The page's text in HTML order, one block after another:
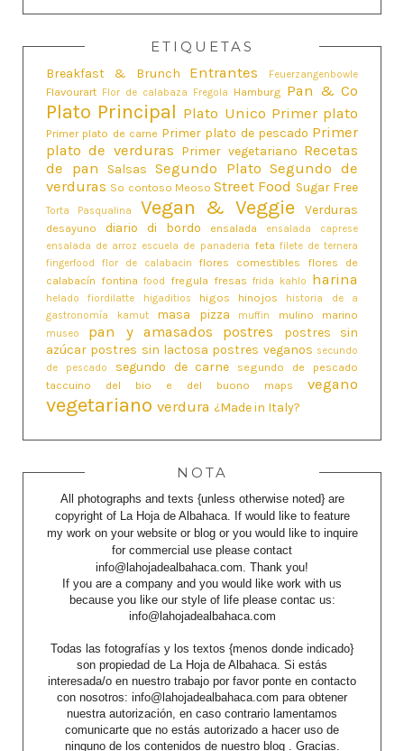
ETIQUETAS
Breakfast & Brunch Entrantes Feuerzangenbowle
Flavourart Flor de calabaza Fregola Hamburg Pan & Co
Plato Principal Plato Unico Primer plato
Primer plato de carne Primer plato de pescado Primer
plato de verduras Primer vegetariano Recetas
de pan
Salsas Segundo Plato Segundo de
verduras So contoso Meoso Street Food Sugar Free
Torta Pasqualina Vegan & Veggie Verduras
desayuno diario di bordo ensalada
ensalada caprese
ensalada de arroz escuela de panaderia feta filete de ternera
fingerfood
flor de calabacin flores comestibles
flores de
calabacín fontina food fregula fresas frida kahlo harina
helado fiordilatte higaditios higos hinojos
historia de a
gastronomía
kamut masa pizza muffin mulino marino
museo pan y amasados postres
postres sin
azúcar postres sin lactosa postres veganos secundo
de pescado
segundo de carne
segundo de pescado
taccuino del bio e del buono maps
vegano
vegetariano verdura ¿Made in Italy?
NOTA
All photographs and texts {unless otherwise noted} are
copyright of La Hoja de Albahaca. If would like to feature
my work on your website or blog or you would like to inquire
for commercial use please contact
info@lahojadealbahaca.com. Thank you!
If you are a company and you would like work with us
because you like our style of life please contac us:
info@lahojadealbahaca.com
Todas las fotografías y los textos {menos donde indicado}
son propiedad de La Hoja de Albahaca. Si estás
interesada/o en nuestro trabajo por favor ponte en contacto
con nosotros: info@lahojadealbahaca.com para obtener
nuestra autorización, en caso contrario lamentamos
comunicarte que no estás autorizado a hacer uso de
ninguno de los contenidos de nuestro blog . Gracias.